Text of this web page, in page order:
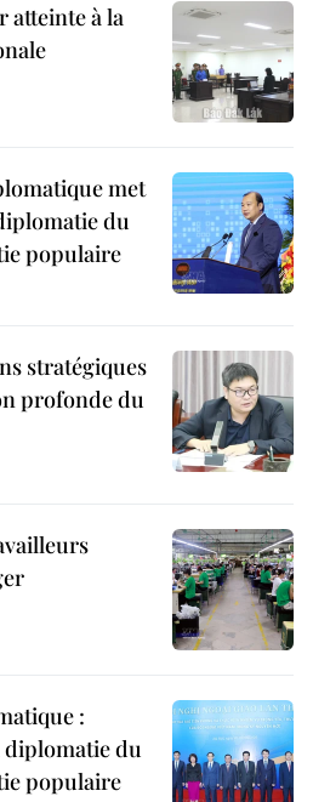
atteinte à la
met
du
populaire
stratégiques
profonde du
:
du
populaire